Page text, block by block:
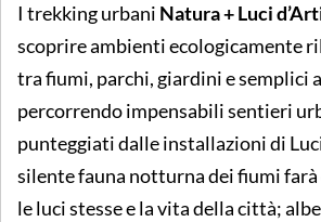
I trekking urbani Natura + Luci
scoprire ambienti ecologicamente
tra fiumi, parchi, giardini e semplici
percorrendo impensabili sentieri
punteggiati dalle installazioni di
silente fauna notturna dei fiumi
le luci stesse e la vita della città;